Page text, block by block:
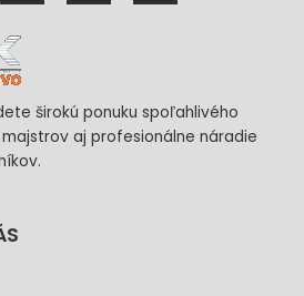
širokú ponuku spoľahlivého
aj profesionálne náradie